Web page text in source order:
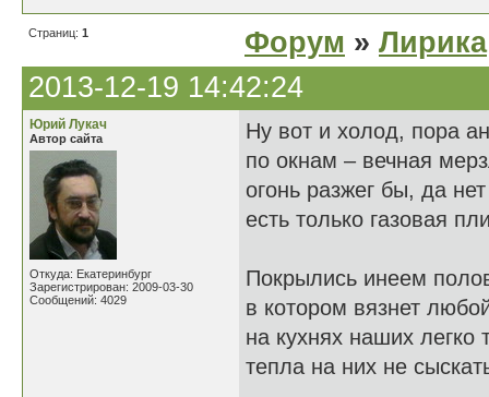
Страниц: 1 Форум » Лирика
2013-12-19 14:42:24
Юрий Лукач
Автор сайта
Откуда: Екатеринбург
Зарегистрирован: 2009-03-30
Сообщений: 4029
Ну вот и холод, пора
по окнам – вечная
огонь разжег бы, да
есть только газовая
Покрылись инеем
в котором вязнет
на кухнях наших легко
тепла на них не